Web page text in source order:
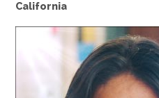
California